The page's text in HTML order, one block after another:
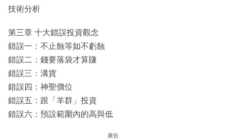
技術分析
第三章 十大錯誤投資觀念
錯誤一：不止蝕等如不虧蝕
錯誤二：錢要落袋才算賺
錯誤三：溝貨
錯誤四：神聖價位
錯誤五：跟「羊群」投資
錯誤六：預設範圍內的高與低
廣告